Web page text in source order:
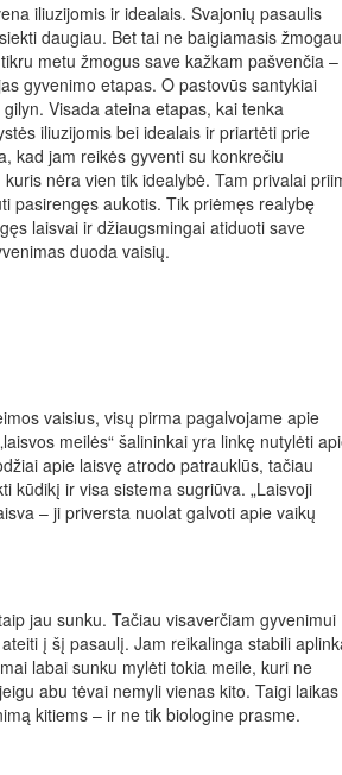
iliuzijomis ir idealais. Svajonių pasaulis
daugiau. Bet tai ne baigiamasis
metu žmogus save kažkam pašvenčia –
gyvenimo etapas. O pastovūs santykiai
Visada ateina etapas, kai tenka
iliuzijomis bei idealais ir priartėti prie
kad jam reikės gyventi su konkrečiu
nėra vien tik idealybė. Tam privalai
pasirengęs aukotis. Tik priėmęs realybę
laisvai ir džiaugsmingai atiduoti save
duoda vaisių.
vaisius, visų pirma pagalvojame apie
meilės“ šalininkai yra linkę nutylėti
apie laisvę atrodo patrauklūs, tačiau
kūdikį ir visa sistema sugriūva. „Laisvoji
– ji priversta nuolat galvoti apie vaikų
jau sunku. Tačiau visaverčiam gyvenimui
į šį pasaulį. Jam reikalinga stabili
labai sunku mylėti tokia meile, kuri ne
abu tėvai nemyli vienas kito. Taigi laikas
kitiems – ir ne tik biologine prasme.